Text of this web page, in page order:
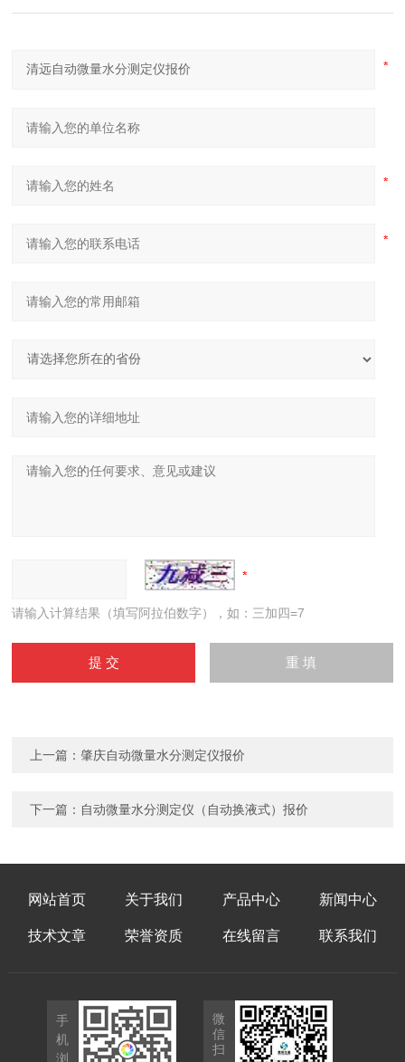
请输入计算结果（填写阿拉伯数字），如：三加四=7
上一篇： 肇庆自动微量水分测定仪报价
下一篇： 自动微量水分测定仪（自动换液式）报价
网站首页 关于我们 产品中心 新闻中心
技术文章 荣誉资质 在线留言 联系我们
手
机
浏
微
信
扫